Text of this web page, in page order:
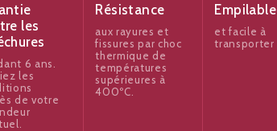
les
6 ans.
les
de votre
Résistance
aux rayures et
fissures par choc
thermique de
températures
supérieures à
400ºC.
Empilable
et facile à
transporter